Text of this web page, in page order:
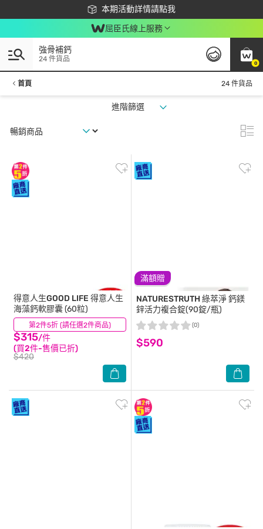
本期活動詳情請點我
下載app最高回饋$350
屈臣氏線上服務
0
強骨補鈣
24 件貨品
首頁 24 件貨品
進階篩選
第2件5折 (請任選2件商品)
得意人生GOOD LIFE 得意人生
海藻鈣軟膠囊 (60粒)
$315/件
(買2件-售價已折)
$420
(4)
滿額贈
NATURESTRUTH 綠萃淨 鈣鎂
鋅活力複合錠(90錠/瓶)
$590
(0)